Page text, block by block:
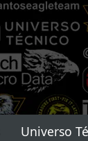
Universo